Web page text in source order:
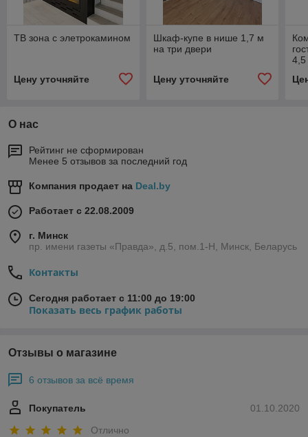
ТВ зона с элетрокамином
Цену уточняйте
Шкаф-купе в нише 1,7 м
на три двери
Цену уточняйте
О нас
Рейтинг не сформирован
Менее 5 отзывов за последний год
Компания продает на Deal.by
Работает с 22.08.2009
г. Минск
пр. имени газеты «Правда», д.5, пом.1-Н, Минск, Беларусь
Контакты
Сегодня работает с 11:00 до 19:00
Показать весь график работы
Отзывы о магазине
6 отзывов за всё время
01.10.2020
Покупатель
Отлично